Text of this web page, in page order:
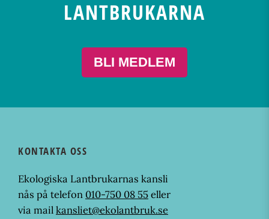
LANTBRUKARNA
BLI MEDLEM
KONTAKTA OSS
Ekologiska Lantbrukarnas kansli
nås på telefon 010-750 08 55eller
via mailkansliet@ekolantbruk.se